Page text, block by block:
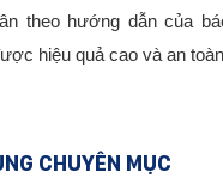
theo hướng dẫn của
hiệu quả cao và an
CHUYÊN MỤC